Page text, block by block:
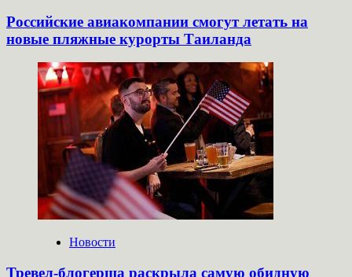
Российские авиакомпании смогут летать на
новые пляжные курорты Таиланда
Новости
Тревел-блогерша раскрыла самую обидную